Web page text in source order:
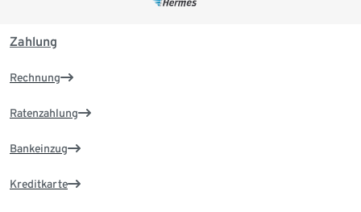
Zahlung
Rechnung
Ratenzahlung
Bankeinzug
Kreditkarte